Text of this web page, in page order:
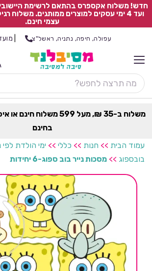
ועד 4 ימי עסקים למוצרים ממותגים. משלוח
עצמי חינם.
עפולה, חיפה, נתניה, ראשל"צ
משלוח ב-35 ₪, מעל 599
בחינם
עמוד הבית >> חנות >> כללי >> ימי הולדת לפי
בובספוג >> מסכות נייר בוב ספוג-6 יחידות